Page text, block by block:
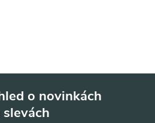
o novinkách
slevách